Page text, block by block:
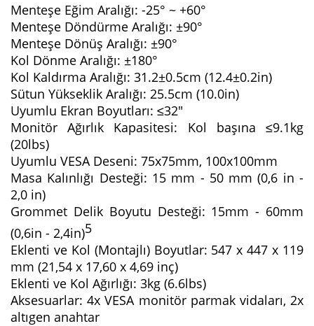
Menteşe Eğim Aralığı: -25° ~ +60°
Menteşe Döndürme Aralığı: ±90°
Menteşe Dönüş Aralığı: ±90°
Kol Dönme Aralığı: ±180°
Kol Kaldırma Aralığı: 31.2±0.5cm (12.4±0.2in)
Sütun Yükseklik Aralığı: 25.5cm (10.0in)
Uyumlu Ekran Boyutları: ≤32"
Monitör Ağırlık Kapasitesi: Kol başına ≤9.1kg
(20lbs)
Uyumlu VESA Deseni: 75x75mm, 100x100mm
Masa Kalınlığı Desteği: 15 mm - 50 mm (0,6 in -
2,0 in)
Grommet Delik Boyutu Desteği: 15mm - 60mm
(0,6in - 2,4in)5
Eklenti ve Kol (Montajlı) Boyutlar: 547 x 447 x 119
mm (21,54 x 17,60 x 4,69 inç)
Eklenti ve Kol Ağırlığı: 3kg (6.6lbs)
Aksesuarlar: 4x VESA monitör parmak vidaları, 2x
altıgen anahtar